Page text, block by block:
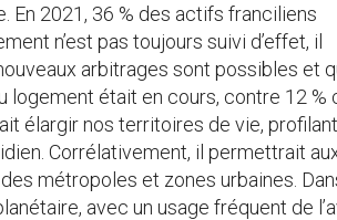
2021, 36 % des actifs franciliens
n’est pas toujours suivi d’effet, il
arbitrages sont possibles et
logement était en cours, contre 12 %
élargir nos territoires de vie,
Corrélativement, il permettrait
métropoles et zones urbaines.
avec un usage fréquent de